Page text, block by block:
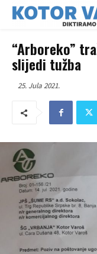
“Arboreko”
slijedi tužba
25. Jula 2021.